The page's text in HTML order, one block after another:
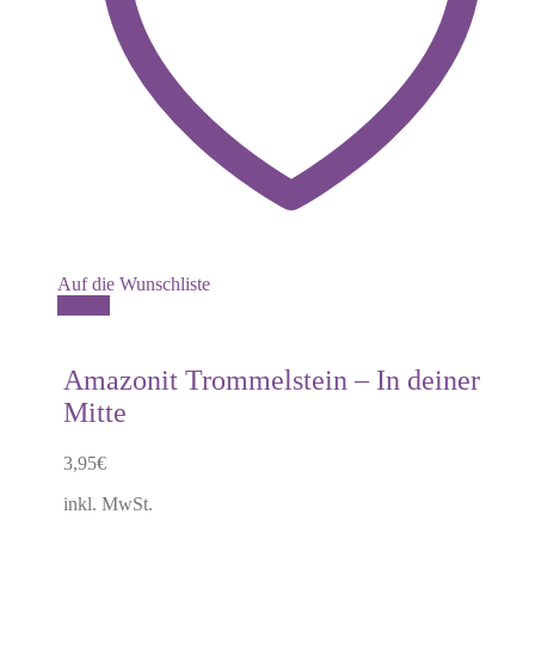
Auf die Wunschliste
Amazonit Trommelstein – In deiner
Mitte
3,95€
inkl. MwSt.